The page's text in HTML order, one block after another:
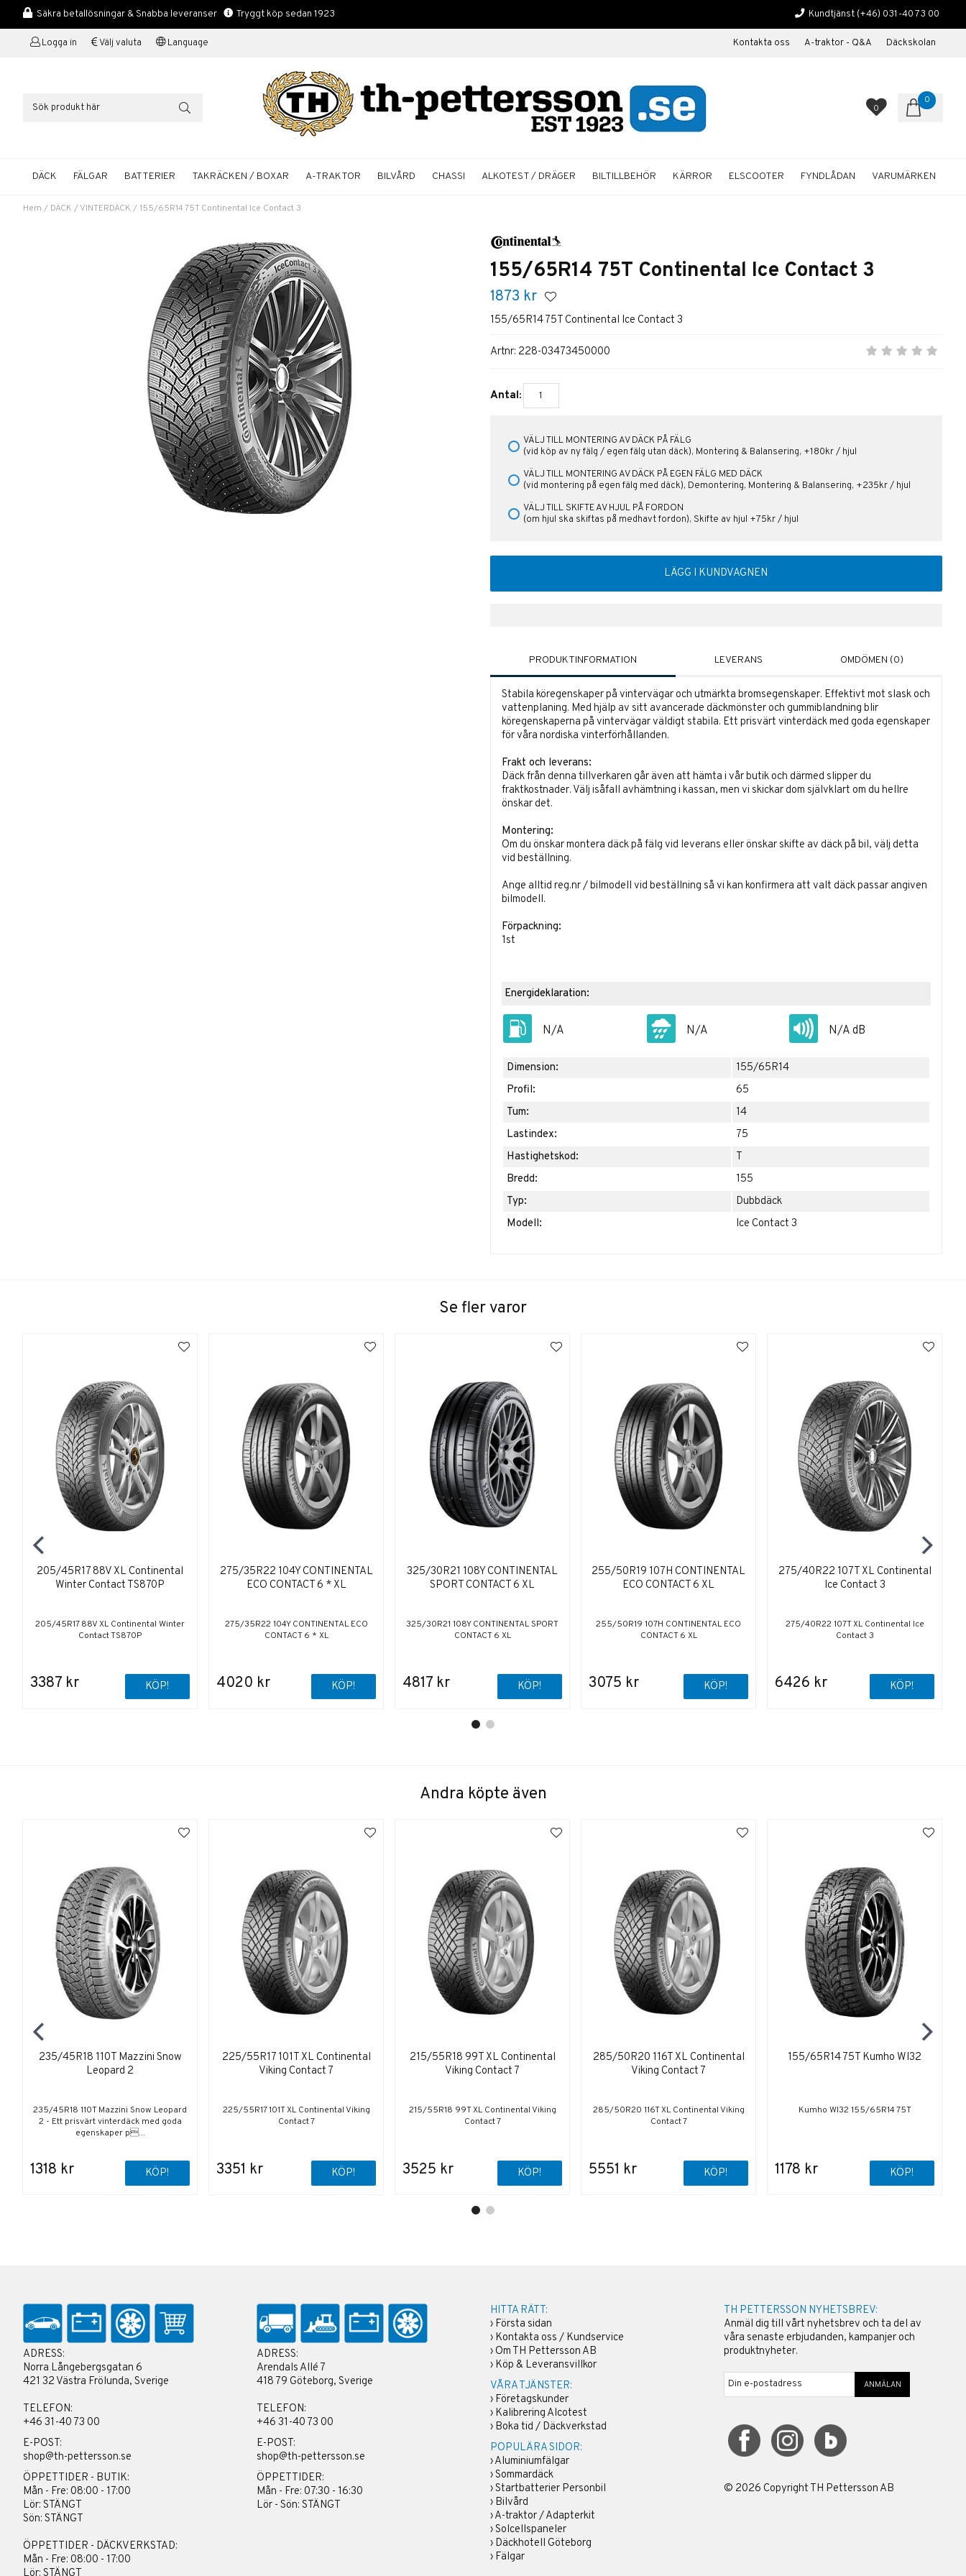
Säkra betallösningar & Snabba leveranser Tryggt köp sedan 1923 Kundtjänst (+46) 031-40 73 00
Logga in Välj valuta Language Kontakta oss A-traktor - Q&A Däckskolan
0
0
DÄCK FÄLGAR BATTERIER TAKRÄCKEN / BOXAR A-TRAKTOR BILVÅRD CHASSI ALKOTEST / DRÄGER BILTILLBEHÖR KÄRROR ELSCOOTER FYNDLÅDAN VARUMÄRKEN
Hem / DÄCK /VINTERDÄCK /155/65R14 75T Continental Ice Contact 3
155/65R14 75T Continental Ice Contact 3
1873 kr
155/65R14 75T Continental Ice Contact 3
Artnr: 228-03473450000
Antal:
VÄLJ TILL MONTERING AV DÄCK PÅ FÄLG
(vid köp av ny fälg / egen fälg utan däck), Montering & Balansering, +180kr / hjul
VÄLJ TILL MONTERING AV DÄCK PÅ EGEN FÄLG MED DÄCK
(vid montering på egen fälg med däck), Demontering, Montering & Balansering, +235kr / hjul
VÄLJ TILL SKIFTE AV HJUL PÅ FORDON
(om hjul ska skiftas på medhavt fordon), Skifte av hjul +75kr / hjul
LÄGG I KUNDVAGNEN
PRODUKTINFORMATION
Stabila köregenskaper på vintervägar och utmärkta bromsegenskaper. Effektivt mot slask och
vattenplaning. Med hjälp av sitt avancerade däckmönster och gummiblandning blir
köregenskaperna på vintervägar väldigt stabila. Ett prisvärt vinterdäck med goda egenskaper
för våra nordiska vinterförhållanden.
Frakt och leverans:
Däck från denna tillverkaren går även att hämta i vår butik och därmed slipper du
fraktkostnader. Välj isåfall avhämtning i kassan, men vi skickar dom självklart om du hellre
önskar det.
Montering:
Om du önskar montera däck på fälg vid leverans eller önskar skifte av däck på bil, välj detta
vid beställning.
Ange alltid reg.nr / bilmodell vid beställning så vi kan konfirmera att valt däck passar angiven
bilmodell.
Förpackning:
1st
Energideklaration:
N/A N/A N/A dB
Dimension:
155/65R14
Profil:
65
Tum:
14
Lastindex:
75
Hastighetskod:
T
Bredd:
155
Typ:
Dubbdäck
Modell:
Ice Contact 3
LEVERANS OMDÖMEN (0)
Se fler varor
205/45R17 88V XL Continental
Winter Contact TS870P
205/45R17 88V XL Continental Winter
Contact TS870P
3387 kr KÖP!
275/35R22 104Y CONTINENTAL
ECO CONTACT 6 * XL
275/35R22 104Y CONTINENTAL ECO
CONTACT 6 * XL
4020 kr KÖP!
325/30R21 108Y CONTINENTAL
SPORT CONTACT 6 XL
325/30R21 108Y CONTINENTAL SPORT
CONTACT 6 XL
4817 kr KÖP!
255/50R19 107H CONTINENTAL
ECO CONTACT 6 XL
255/50R19 107H CONTINENTAL ECO
CONTACT 6 XL
3075 kr KÖP!
275/40R22 107T XL Continental
Ice Contact 3
275/40R22 107T XL Continental Ice
Contact 3
6426 kr KÖP!
Andra köpte även
235/45R18 110T Mazzini Snow
Leopard 2
235/45R18 110T Mazzini Snow Leopard
2 - Ett prisvärt vinterdäck med goda
egenskaper p...
1318 kr KÖP!
225/55R17 101T XL Continental
Viking Contact 7
225/55R17 101T XL Continental Viking
Contact 7
3351 kr KÖP!
215/55R18 99T XL Continental
Viking Contact 7
215/55R18 99T XL Continental Viking
Contact 7
3525 kr KÖP!
285/50R20 116T XL Continental
Viking Contact 7
285/50R20 116T XL Continental Viking
Contact 7
5551 kr KÖP!
155/65R14 75T Kumho WI32
Kumho WI32 155/65R14 75T
1178 kr KÖP!
ADRESS:
Norra Långebergsgatan 6
421 32 Västra Frölunda, Sverige
TELEFON:
+46 31-40 73 00
E-POST:
shop@th-pettersson.se
ÖPPETTIDER - BUTIK:
Mån - Fre: 08:00 - 17:00
Lör: STÄNGT
Sön: STÄNGT
ÖPPETTIDER - DÄCKVERKSTAD:
Mån - Fre: 08:00 - 17:00
Lör: STÄNGT
ADRESS:
Arendals Allé 7
418 79 Göteborg, Sverige
TELEFON:
+46 31-40 73 00
E-POST:
shop@th-pettersson.se
ÖPPETTIDER:
Mån - Fre: 07:30 - 16:30
Lör - Sön: STÄNGT
HITTA RÄTT:
› Första sidan
› Kontakta oss / Kundservice
› Om TH Pettersson AB
› Köp & Leveransvillkor
VÅRA TJÄNSTER:
› Företagskunder
› Kalibrering Alcotest
› Boka tid / Däckverkstad
POPULÄRA SIDOR:
›Aluminiumfälgar
›Sommardäck
›Startbatterier Personbil
› Bilvård
›A-traktor / Adapterkit
›Solcellspaneler
› Däckhotell Göteborg
› Fälgar
TH PETTERSSON NYHETSBREV:
Anmäl dig till vårt nyhetsbrev och ta del av
våra senaste erbjudanden, kampanjer och
produktnyheter.
ANMÄLAN
© 2026 Copyright TH Pettersson AB